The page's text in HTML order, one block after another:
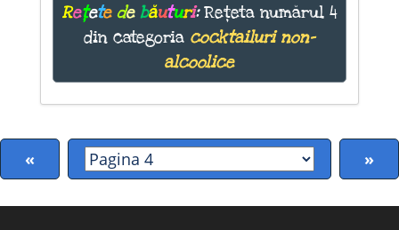
Rețete de băuturi:Rețeta numărul 4
din categoria cocktailuri non-
alcoolice
« »